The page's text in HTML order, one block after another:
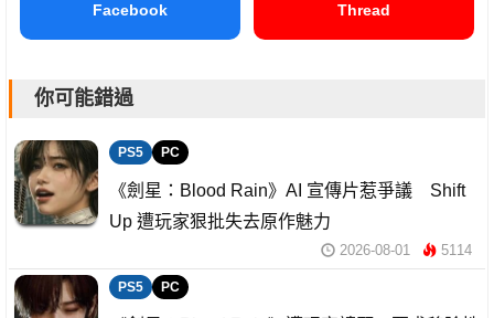
Facebook Thread
你可能錯過
PS5 PC
《劍星：Blood Rain》AI 宣傳片惹爭議 Shift
Up 遭玩家狠批失去原作魅力
2026-08-01 5114
PS5 PC